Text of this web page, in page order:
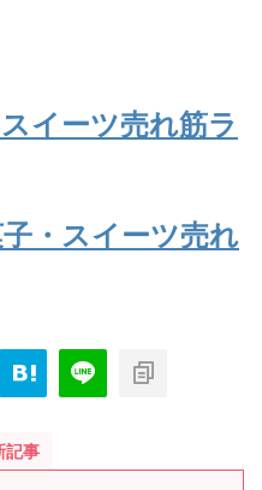
イーツ売れ筋ラ
・スイーツ売れ
記事